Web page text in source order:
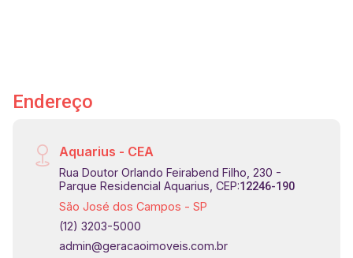
estrutura social e de lazer, paisagismo
exclusivo e vistas para a Serra da Mantiqueira
#imobiliaria #geraçãoimóveis #Urbanova
#AlphavilleII #terrenoàvenda
Endereço
Aquarius - CEA
Rua Doutor Orlando Feirabend Filho, 230 -
Parque Residencial Aquarius, CEP:12246-190
São José dos Campos - SP
(12) 3203-5000
admin@geracaoimoveis.com.br